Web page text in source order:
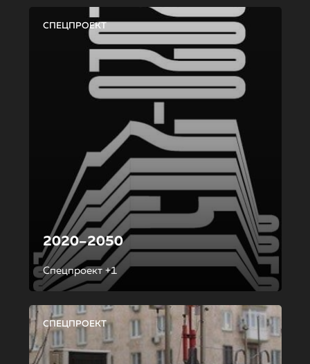
СПЕЦПРОЕКТ
2020–2050
Спецпроект +1
СПЕЦПРОЕКТ